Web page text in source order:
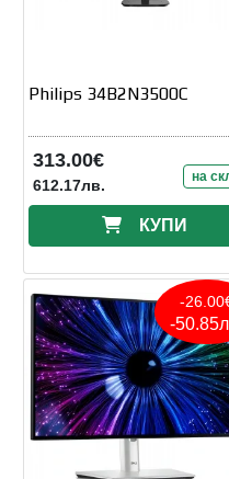
Philips 34B2N3500C
313.00€
612.17лв. на
КУПИ
-
-